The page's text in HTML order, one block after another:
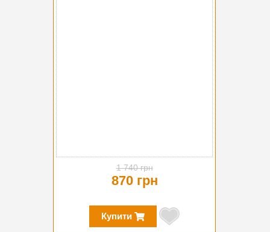
1 740 грн
870 грн
Купити